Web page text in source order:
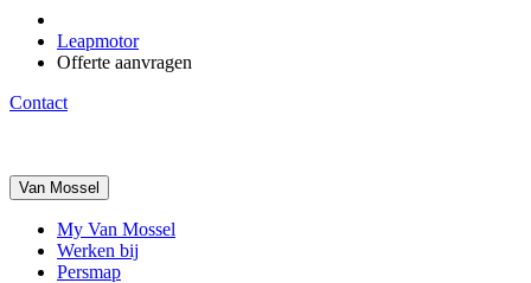
Leapmotor
Offerte aanvragen
Contact
Van Mossel
My Van Mossel
Werken bij
Persmap